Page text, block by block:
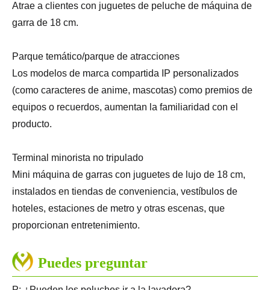
Atrae a clientes con juguetes de peluche de máquina de
garra de 18 cm.
Parque temático/parque de atracciones
Los modelos de marca compartida IP personalizados
(como caracteres de anime, mascotas) como premios de
equipos o recuerdos, aumentan la familiaridad con el
producto.
Terminal minorista no tripulado
Mini máquina de garras con juguetes de lujo de 18 cm,
instalados en tiendas de conveniencia, vestíbulos de
hoteles, estaciones de metro y otras escenas, que
proporcionan entretenimiento.
Puedes preguntar